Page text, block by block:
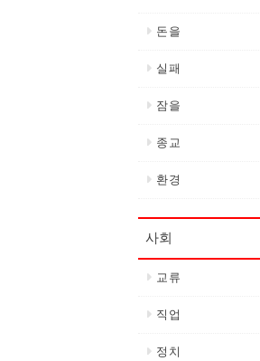
돈을
실패
잠을
종교
환경
사회
교류
직업
정치